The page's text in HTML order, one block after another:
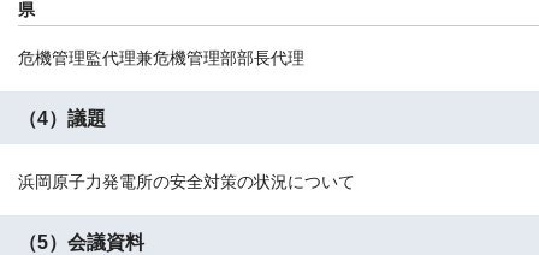
県
危機管理監代理兼危機管理部部長代理
（4）議題
浜岡原子力発電所の安全対策の状況について
（5）会議資料